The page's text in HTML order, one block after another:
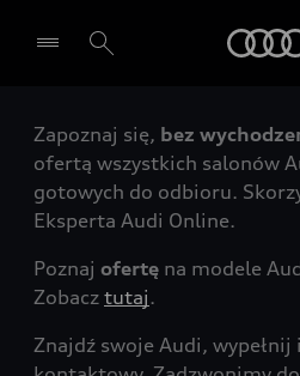
Wybierz Twojego
Zapoznaj się, bez
ofertą wszystkich salonów
gotowych do odbioru.
Eksperta Audi Online.
Poznaj ofertę na modele
Zobacz tutaj.
Znajdź swoje Audi,